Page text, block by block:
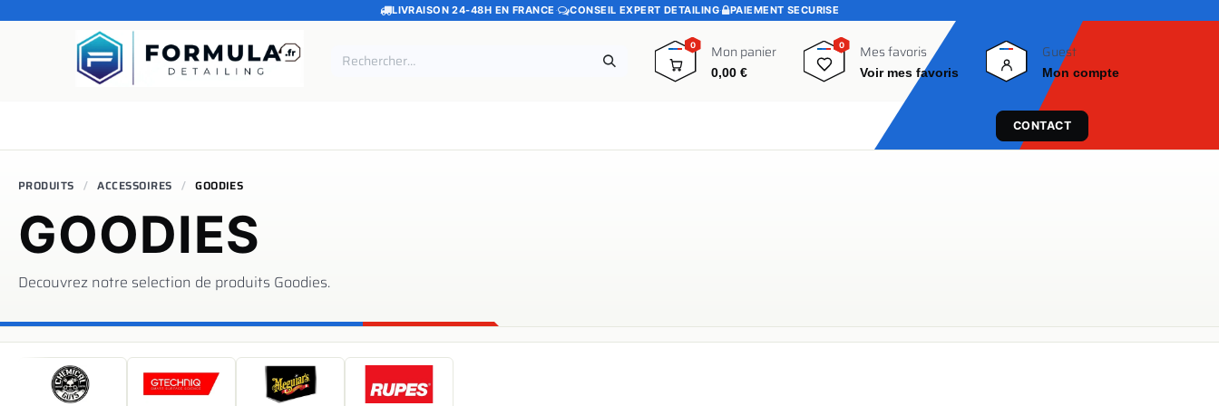
SE RENDRE AU CONTENU
LIVRAISON 24-48H EN FRANCE · CONSEIL EXPERT DETAILING· PAIEMENT SECURISE
0 Mon panier
0,00€
0
0 Mes favoris
Voir mes favoris
Guest
Mon compte
CONTACT
PRODUITS ACCESSOIRES GOODIES
GOODIES
Decouvrez notre selection de produits Goodies.